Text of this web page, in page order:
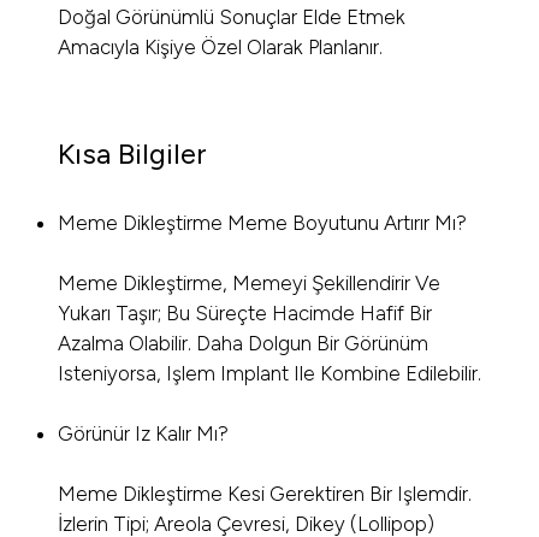
Doğal Görünümlü Sonuçlar Elde Etmek
Amacıyla Kişiye Özel Olarak Planlanır.
Kısa Bilgiler
Meme Dikleştirme Meme Boyutunu Artırır Mı?
Meme Dikleştirme, Memeyi Şekillendirir Ve
Yukarı Taşır; Bu Süreçte Hacimde Hafif Bir
Azalma Olabilir. Daha Dolgun Bir Görünüm
Isteniyorsa, Işlem Implant Ile Kombine Edilebilir.
Görünür Iz Kalır Mı?
Meme Dikleştirme Kesi Gerektiren Bir Işlemdir.
İzlerin Tipi; Areola Çevresi, Dikey (lollipop)